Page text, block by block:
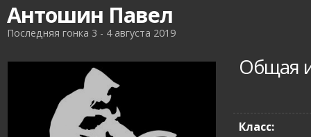
Антошин Павел
Последняя гонка 3 - 4 августа 2019
Общая
Класс: